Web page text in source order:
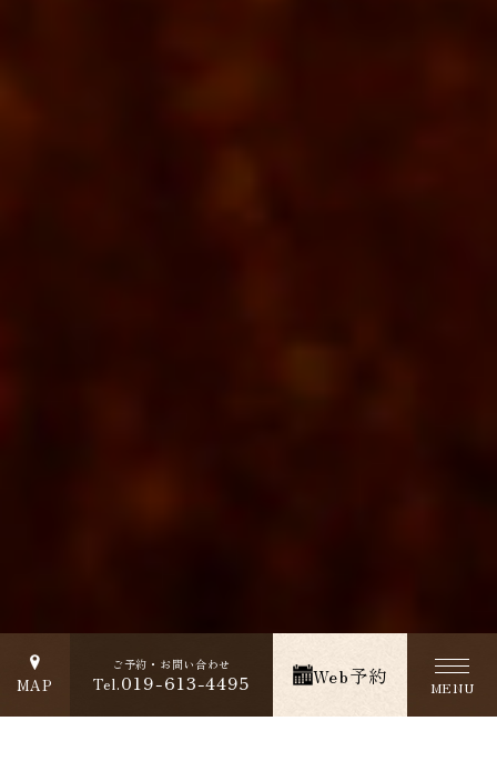
盛岡市大通り、盛岡駅の夜ご飯・ディナー・深夜の食事に炭火焼き鳥
が人気
MAP
ご予約・お問い合わせ
Tel.019-613-4495 Web予約